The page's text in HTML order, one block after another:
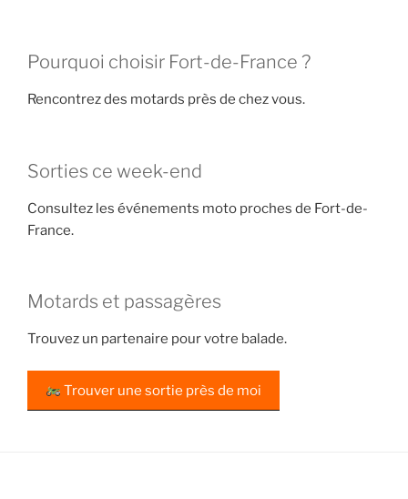
Pourquoi choisir Fort-de-France ?
Rencontrez des motards près de chez vous.
Sorties ce week-end
Consultez les événements moto proches de Fort-de-
France.
Motards et passagères
Trouvez un partenaire pour votre balade.
Trouver une sortie près de moi